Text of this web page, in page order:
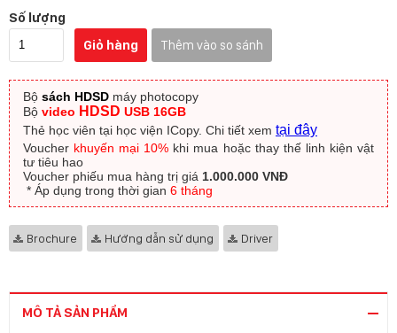
Số lượng
Giỏ hàng
Thêm vào so sánh
Bộ sách HDSD máy photocopy
Bộ video HDSD USB 16GB
Thẻ học viên tại học viện ICopy. Chi tiết xem tại đây
Voucher khuyến mại 10% khi mua hoặc thay thế linh kiện vật
tư tiêu hao
Voucher phiếu mua hàng trị giá 1.000.000 VNĐ
​ * Áp dụng trong thời gian 6 tháng
Brochure Hướng dẫn sử dụng Driver
MÔ TẢ SẢN PHẨM